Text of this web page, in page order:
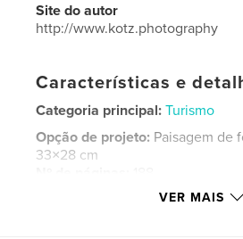
Site do autor
http://www.kotz.photography
Características e
Categoria principal: Turismo
Opção de projeto: Paisagem de
33×28 cm
Data de publicação:abr 30, 2014
VER MAIS